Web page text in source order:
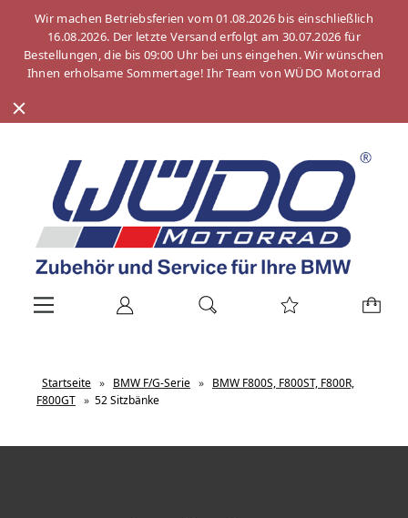
Wir machen Betriebsferien vom 01.08.2026 bis einschließlich
16.08.2026. Der letzte Versand erfolgt am 30.07.2026 für
Bestellungen, die bis 09:00 Uhr bei uns eingehen. Wir wünschen
Ihnen erholsame Sommertage! Ihr Team von WÜDO Motorrad
Startseite » BMW F/G-Serie » BMW F800S, F800ST, F800R,
F800GT » 52 Sitzbänke